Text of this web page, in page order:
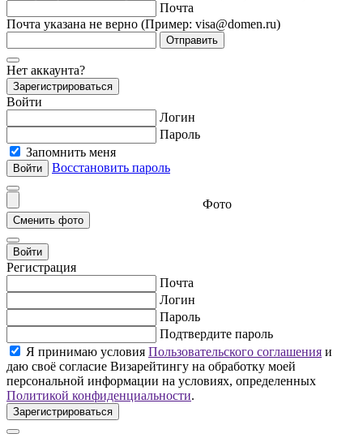
Почта
Почта указана не верно (Пример: visa@domen.ru)
Отправить
Нет аккаунта?
Зарегистрироваться
Войти
Логин
Пароль
Запомнить меня
Восстановить пароль
Фото
Войти
Регистрация
Почта
Логин
Пароль
Подтвердите пароль
Я принимаю условия Пользовательского соглашения и
даю своё согласие Визарейтингу на обработку моей
персональной информации на условиях, определенных
Политикой конфиденциальности.